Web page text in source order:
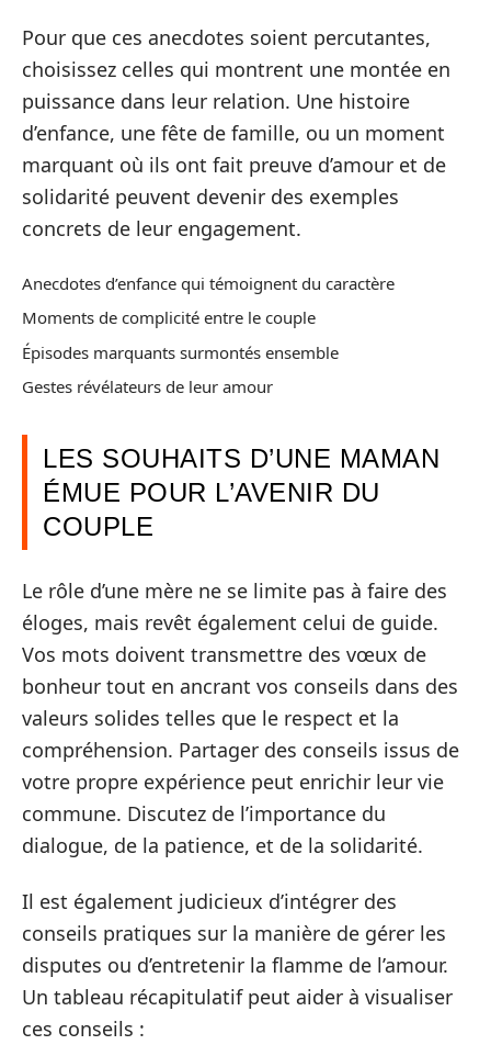
Pour que ces anecdotes soient percutantes,
choisissez celles qui montrent une montée en
puissance dans leur relation. Une histoire
d’enfance, une fête de famille, ou un moment
marquant où ils ont fait preuve d’amour et de
solidarité peuvent devenir des exemples
concrets de leur engagement.
Anecdotes d’enfance qui témoignent du caractère
Moments de complicité entre le couple
Épisodes marquants surmontés ensemble
Gestes révélateurs de leur amour
LES SOUHAITS D’UNE MAMAN
ÉMUE POUR L’AVENIR DU
COUPLE
Le rôle d’une mère ne se limite pas à faire des
éloges, mais revêt également celui de guide.
Vos mots doivent transmettre des vœux de
bonheur tout en ancrant vos conseils dans des
valeurs solides telles que le respect et la
compréhension. Partager des conseils issus de
votre propre expérience peut enrichir leur vie
commune. Discutez de l’importance du
dialogue, de la patience, et de la solidarité.
Il est également judicieux d’intégrer des
conseils pratiques sur la manière de gérer les
disputes ou d’entretenir la flamme de l’amour.
Un tableau récapitulatif peut aider à visualiser
ces conseils :